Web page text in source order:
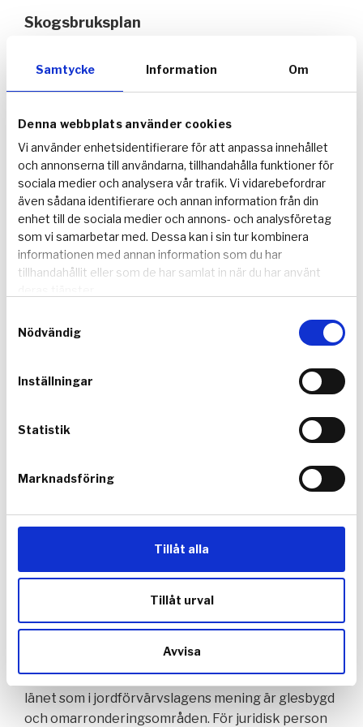
Samtycke Information Om
Denna webbplats använder cookies
Vi använder enhetsidentifierare för att anpassa innehållet
och annonserna till användarna, tillhandahålla funktioner för
sociala medier och analysera vår trafik. Vi vidarebefordrar
även sådana identifierare och annan information från din
enhet till de sociala medier och annons- och analysföretag
som vi samarbetar med. Dessa kan i sin tur kombinera
informationen med annan information som du har
tillhandahållit eller som de har samlat in när du har använt
Nödvändig
Inställningar
Statistik
Marknadsföring
Tillåt alla
Tillåt urval
Avvisa
Skogsbruksplan
föreslagit för säljaren att upprätta en ny
åldersfördelning, ev. biotopskydd m.m. Vi hjälper
gärna till att förklara de olika begreppen i
skogsbruksplanen.
Kontrakt
Köpekontrakt upprättas när köpare och säljare är
överens om pris. I kontraktet anges pris,
tillträdesdag och övriga överenskommelser som
köparen i regel en handpenning på 10% av
kontraktet, t.ex. att köparen i vissa fall måste
beviljas förvärvstillstånd. Läs mer under rubriken
krävs ett villkor att Lantmäteriet och övriga
avstyckningen/fastighetsregleringen. Skulle
förvärvstillstånd ej beviljas eller att Lantmäteriet
inte godkänner avstyckningen återgår köpet i sin
enligt jordförvärvslagen hos Länsstyrelsen.För
privatpersoner kan tillstånd krävas i de delar av
länet som i jordförvärvslagens mening är glesbygd
och omarronderingsområden. För juridisk person